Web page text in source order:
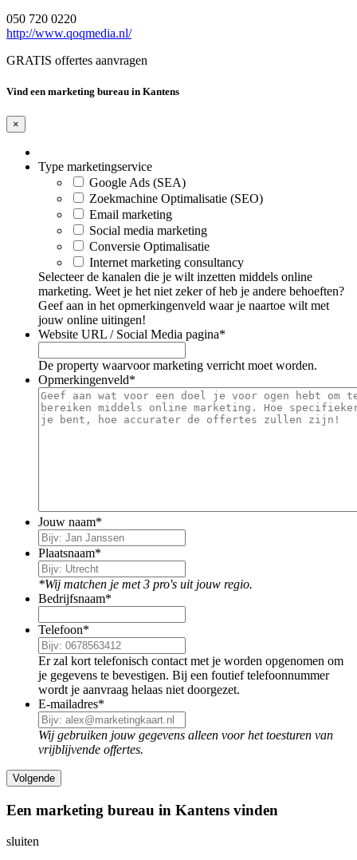
050 720 0220
http://www.qoqmedia.nl/
GRATIS offertes aanvragen
Vind een marketing bureau in Kantens
×
Type marketingservice
Google Ads (SEA)
Zoekmachine Optimalisatie (SEO)
Email marketing
Social media marketing
Conversie Optimalisatie
Internet marketing consultancy
Selecteer de kanalen die je wilt inzetten middels online
marketing. Weet je het niet zeker of heb je andere behoeften?
Geef aan in het opmerkingenveld waar je naartoe wilt met
jouw online uitingen!
Website URL / Social Media pagina*
De property waarvoor marketing verricht moet worden.
Opmerkingenveld*
Jouw naam*
Plaatsnaam*
*Wij matchen je met 3 pro's uit jouw regio.
Bedrijfsnaam*
Telefoon*
Er zal kort telefonisch contact met je worden opgenomen om
je gegevens te bevestigen. Bij een foutief telefoonnummer
wordt je aanvraag helaas niet doorgezet.
E-mailadres*
Wij gebruiken jouw gegevens alleen voor het toesturen van
vrijblijvende offertes.
Een marketing bureau in Kantens vinden
sluiten